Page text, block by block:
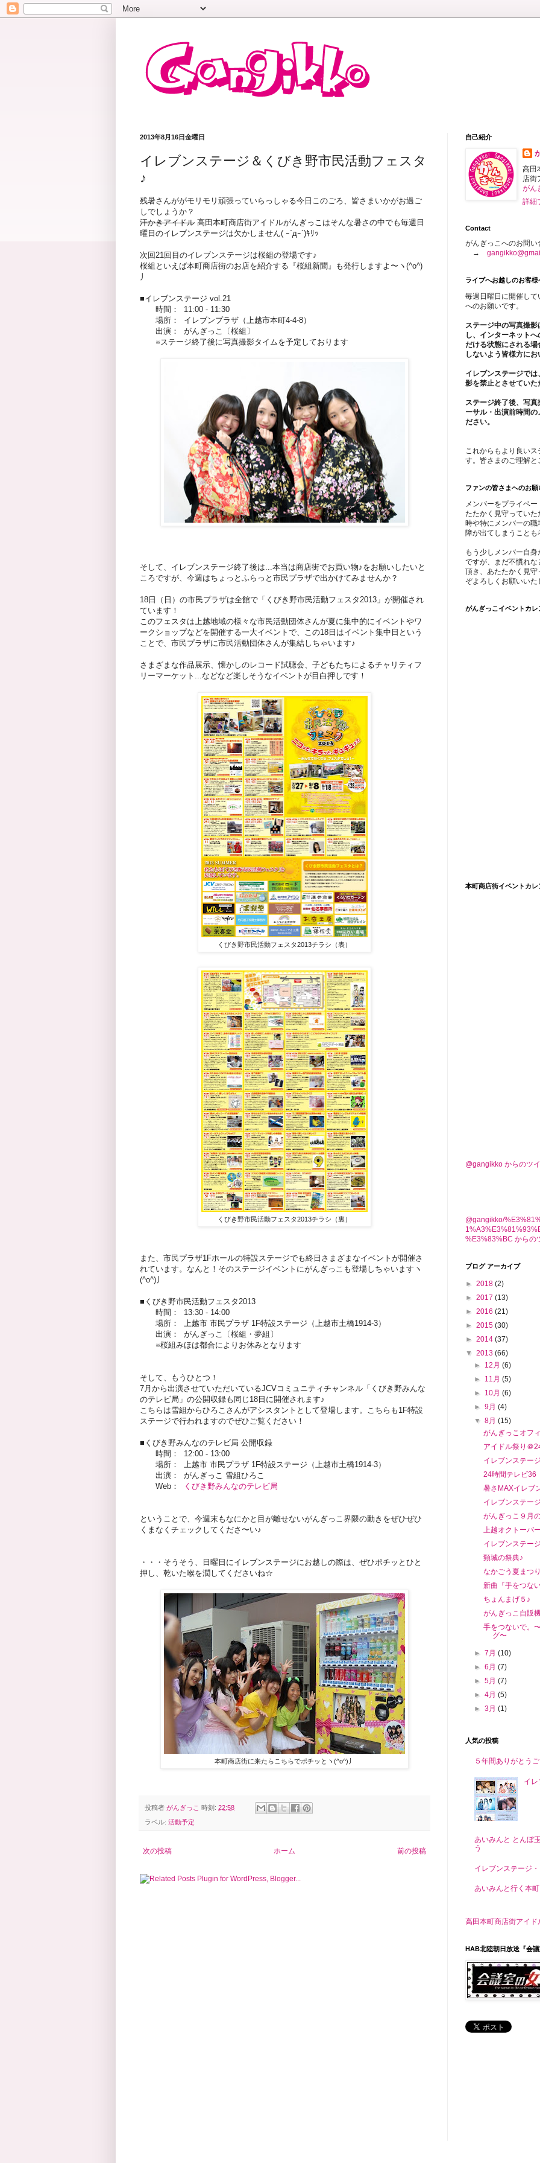
2013年8月16日金曜日
イレブンステージ＆くびき野市民活動フェスタ
♪
残暑さんががモリモリ頑張っていらっしゃる今日このごろ、皆さまいかがお過ご
しでしょうか？
汗かきアイドル 高田本町商店街アイドルがんぎっこはそんな暑さの中でも毎週日
曜日のイレブンステージは欠かしません( ｰ`дｰ´)ｷﾘｯ
次回21回目のイレブンステージは桜組の登場です♪
桜組といえば本町商店街のお店を紹介する『桜組新聞』も発行しますよ〜ヽ(^o^)
丿
■イレブンステージ vol.21
時間： 11:00 - 11:30
場所： イレブンプラザ（上越市本町4-4-8）
出演： がんぎっこ〔桜組〕
※ステージ終了後に写真撮影タイムを予定しております
そして、イレブンステージ終了後は...本当は商店街でお買い物♪をお願いしたいと
ころですが、今週はちょっとふらっと市民プラザで出かけてみませんか？
18日（日）の市民プラザは全館で「くびき野市民活動フェスタ2013」が開催され
ています！
このフェスタは上越地域の様々な市民活動団体さんが夏に集中的にイベントやワ
ークショップなどを開催する一大イベントで、この18日はイベント集中日という
ことで、市民プラザに市民活動団体さんが集結しちゃいます♪
さまざまな作品展示、懐かしのレコード試聴会、子どもたちによるチャリティフ
リーマーケット...などなど楽しそうなイベントが目白押しです！
くびき野市民活動フェスタ2013チラシ（表）
くびき野市民活動フェスタ2013チラシ（裏）
また、市民プラザ1Fホールの特設ステージでも終日さまざまなイベントが開催さ
れています。なんと！そのステージイベントにがんぎっこも登場しちゃいますヽ
(^o^)丿
■くびき野市民活動フェスタ2013
時間： 13:30 - 14:00
場所： 上越市 市民プラザ 1F特設ステージ（上越市土橋1914-3）
出演： がんぎっこ〔桜組・夢組〕
※桜組みほは都合によりお休みとなります
そして、もうひとつ！
7月から出演させていただいているJCVコミュニティチャンネル「くびき野みんな
のテレビ局」の公開収録も同じ18日に開催されます♪
こちらは雪組からひろこさんがアシスタントとして登場します。こちらも1F特設
ステージで行われますのでぜひご覧ください！
■くびき野みんなのテレビ局 公開収録
時間： 12:00 - 13:00
場所： 上越市 市民プラザ 1F特設ステージ（上越市土橋1914-3）
出演： がんぎっこ 雪組ひろこ
Web：
くびき野みんなのテレビ局
ということで、今週末もなにかと目が離せないがんぎっこ界隈の動きをぜひぜひ
くまなくチェックしてくださ〜い♪
・・・そうそう、日曜日にイレブンステージにお越しの際は、ぜひポチッとひと
押し、乾いた喉を潤してくださいね☆
本町商店街に来たらこちらでポチッとヽ(^o^)丿
投稿者 がんぎっこ 時刻: 22:58
ラベル: 活動予定
次の投稿 前の投稿
ホーム
自己紹介
高田
店街
がん
詳細
Contact
がんぎっこへのお問
→
ライブへお越しのお客様
毎週日曜日に開催し
へのお願いです。
ステージ中の写真撮
し、インターネット
だける状態にされる
しないよう皆様方に
イレブンステージで
影を禁止とさせていた
ステージ終了後、写
ーサル・出演前時間
ださい。
これからもより良い
す。皆さまのご理解
ファンの皆さまへのお願
メンバーをプライベ
たたかく見守ってい
時や特にメンバーの
障が出てしまうこと
もう少しメンバー自
ですが、まだ不慣れ
頂き、あたたかく見
ぞよろしくお願いいた
がんぎっこイベントカレ
本町商店街イベントカレ
@gangikko からのツ
@gangikko/
%E3%83%BC からの
ブログ アーカイブ
► 2018 (2)
► 2017 (13)
► 2016 (21)
► 2015 (30)
► 2014 (37)
▼ 2013 (66)
► 12月(6)
► 11月(5)
► 10月(6)
►9月(4)
▼8月(15)
がんぎっこオフ
アイドル祭り＠
イレブンステー
24時間テレビ36
暑さMAXイレブ
イレブンステー
がんぎっこ９月
上越オクトーバ
イレブンステー
頸城の祭典♪
なかごう夏まつ
新曲『手をつな
ちょんまげ５♪
がんぎっこ自販
手をつないで。
グ〜
►7月(10)
►6月(7)
►5月(7)
►4月(5)
►3月(1)
人気の投稿
５年間ありがとう
イ
あいみんと とんぼ
う
イレブンステージ
あいみんと行く本
高田本町商店街アイ
HAB北陸朝日放送『会